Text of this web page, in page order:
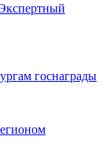
госнаграды